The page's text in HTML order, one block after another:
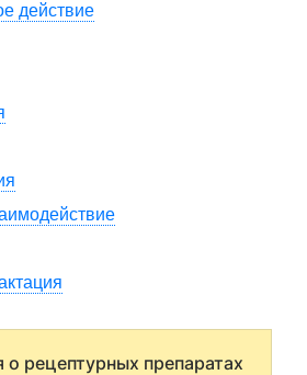
действие
рецептурных препаратах